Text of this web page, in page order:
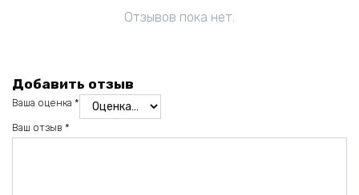
Отзывов пока нет.
Добавить отзыв
Ваша оценка *
Ваш отзыв *